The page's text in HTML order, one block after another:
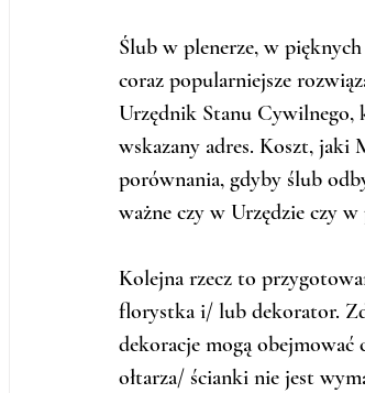
Ślub w plenerze, w
coraz popularniejsze
Urzędnik Stanu Cywilnego,
wskazany adres. Koszt, jaki
porównania, gdyby ślub
ważne czy w Urzędzie czy
Kolejna rzecz to
florystka i/ lub dekorator.
dekoracje mogą obejmować
ołtarza/ ścianki nie jest